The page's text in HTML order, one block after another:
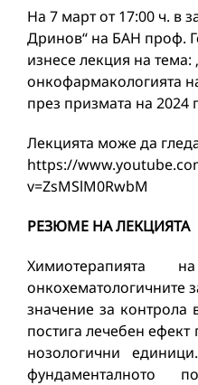
На 7 март от 17:00 ч. в
Дринов“ на БАН проф.
изнесе лекция на
онкофармакологията
през призмата на 2024
Лекцията може да
https://
v=ZsMSlM0RwbM
РЕЗЮМЕ НА ЛЕКЦИЯТА
Химиотерапията
онкохематологичните
значение за контрола
постига лечебен
нозологични
фундаменталното